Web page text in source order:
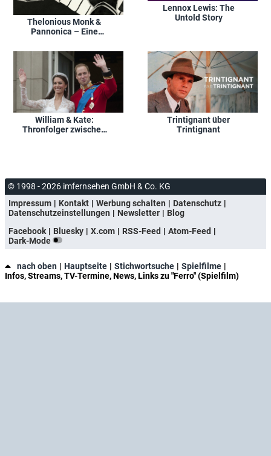
Thelonious Monk &
Pannonica – Eine
Geschichte
Lennox Lewis: The
Untold Story
William & Kate:
Thronfolger zwischen
Trintignant über
Trintignant
© 1998 - 2026 imfernsehen GmbH & Co. KG
Impressum
Kontakt Werbung schalten
Datenschutz
Datenschutzeinstellungen
Newsletter
Blog
Facebook
Bluesky X.com RSS-Feed
Atom-Feed
Dark-Mode
nach oben Hauptseite Stichwortsuche
Spielfilme
Infos, Streams, TV-Termine, News, Links zu "Ferro" (Spielfilm)